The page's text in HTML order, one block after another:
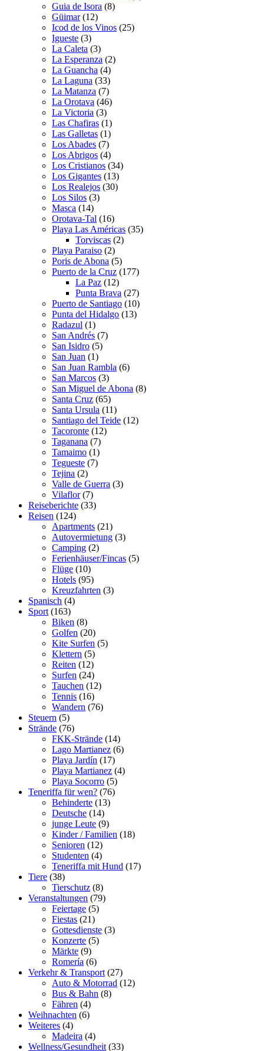
Guia de Isora (8)
Güimar(12)
Icod de los Vinos (25)
Igueste (3)
La Caleta (3)
La Esperanza (2)
La Guancha (4)
La Laguna (33)
La Matanza (7)
La Orotava (46)
La Victoria (3)
Las Chafiras (1)
Las Galletas (1)
Los Abades (7)
Los Abrigos (4)
Los Cristianos (34)
Los Gigantes (13)
Los Realejos (30)
Los Silos (3)
Masca (14)
Orotava-Tal (16)
Playa Las Américas (35)
Torviscas (2)
Playa Paraiso (2)
Poris de Abona (5)
Puerto de la Cruz (177)
La Paz (12)
Punta Brava (27)
Puerto de Santiago (10)
Punta del Hidalgo (13)
Radazul (1)
San Andrés (7)
San Isidro (5)
San Juan (1)
San Juan Rambla (6)
San Marcos (3)
San Miguel de Abona (8)
Santa Cruz (65)
Santa Ursula (11)
Santiago del Teide (12)
Tacoronte (12)
Taganana (7)
Tamaimo (1)
Tegueste (7)
Tejina (2)
Valle de Guerra (3)
Vilaflor(7)
Reiseberichte (33)
Reisen (124)
Apartments (21)
Autovermietung (3)
Camping (2)
Ferienhäuser/Fincas (5)
Flüge (10)
Hotels (95)
Kreuzfahrten (3)
Spanisch (4)
Sport (163)
Biken (8)
Golfen (20)
Kite Surfen (5)
Klettern (5)
Reiten (12)
Surfen (24)
Tauchen (12)
Tennis (16)
Wandern (76)
Steuern (5)
Strände (76)
FKK-Strände (14)
Lago Martianez (6)
Playa Jardí­n (17)
Playa Martianez (4)
Playa Socorro (5)
Teneriffa für wen? (76)
Behinderte (13)
Deutsche (14)
junge Leute (9)
Kinder / Familien (18)
Senioren (12)
Studenten (4)
Teneriffa mit Hund (17)
Tiere (38)
Tierschutz (8)
Veranstaltungen (79)
Feiertage (5)
Fiestas (21)
Gottesdienste (3)
Konzerte (5)
Märkte (9)
Romerí­a (6)
Verkehr & Transport (27)
Auto & Motorrad (12)
Bus & Bahn (8)
Fähren (4)
Weihnachten (6)
Weiteres (4)
Madeira (4)
Wellness/Gesundheit (33)